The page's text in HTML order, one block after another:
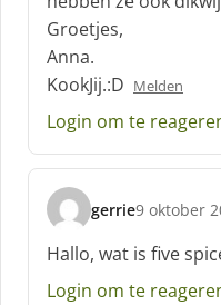
f
:
Groetjes,
Anna.
KookJij.:D Melden
Login om te
gerrie
s
c
h
r
9 oktober
Hallo, wat is five
Login om te